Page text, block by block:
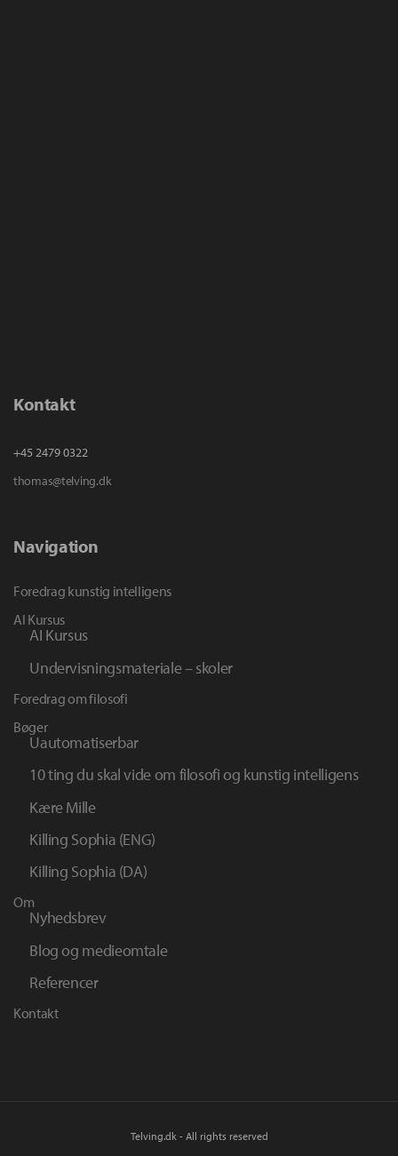
Kontakt
+45 2479 0322
thomas@telving.dk
Navigation
Foredrag kunstig intelligens
AI Kursus
AI Kursus
Undervisningsmateriale – skoler
Foredrag om filosofi
Bøger
Uautomatiserbar
10 ting du skal vide om filosofi og kunstig intelligens
Kære Mille
Killing Sophia (ENG)
Killing Sophia (DA)
Om
Nyhedsbrev
Blog og medieomtale
Referencer
Kontakt
Telving.dk - All rights reserved